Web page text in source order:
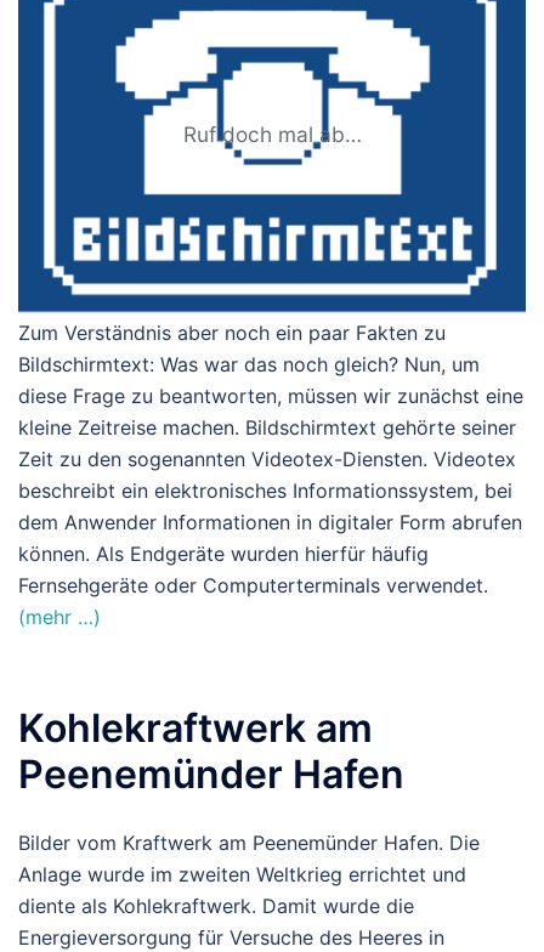
Ruf doch mal ab…
Zum Verständnis aber noch ein paar Fakten zu
Bildschirmtext: Was war das noch gleich? Nun, um
diese Frage zu beantworten, müssen wir zunächst eine
kleine Zeitreise machen. Bildschirmtext gehörte seiner
Zeit zu den sogenannten Videotex-Diensten. Videotex
beschreibt ein elektronisches Informationssystem, bei
dem Anwender Informationen in digitaler Form abrufen
können. Als Endgeräte wurden hierfür häufig
Fernsehgeräte oder Computerterminals verwendet.
(mehr …)
Kohlekraftwerk am
Peenemünder Hafen
Bilder vom Kraftwerk am Peenemünder Hafen. Die
Anlage wurde im zweiten Weltkrieg errichtet und
diente als Kohlekraftwerk. Damit wurde die
Energieversorgung für Versuche des Heeres in